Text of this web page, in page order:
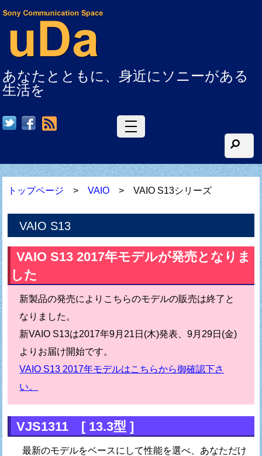
あなたとともに、身近にソニーがある
生活を
トップページ >VAIO > VAIO S13シリーズ
VAIO S13
VAIO S13 2017年モデルが発売となりま
した
新製品の発売によりこちらのモデルの販売は終了と
なりました。
新VAIO S13は2017年9月21日(木)発表、9月29日(金)
よりお届け開始です。
VAIO S13 2017年モデルはこちらから御確認下さ
い。
VJS1311 [ 13.3型 ]
最新のモデルをベースにして性能を選べ、あなただけ